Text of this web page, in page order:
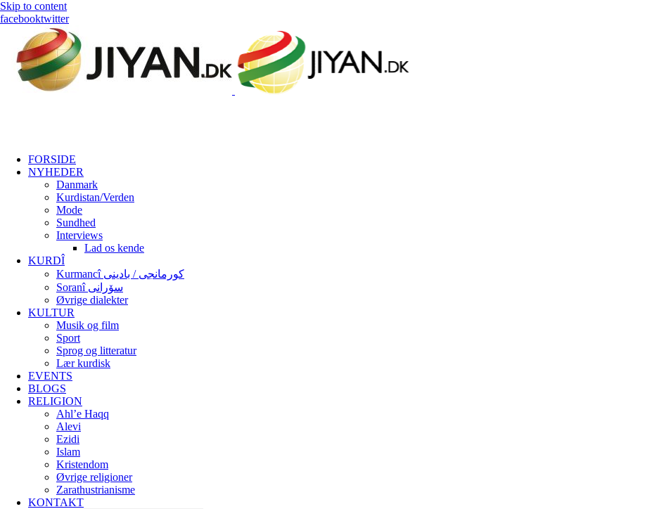
Skip to content
facebooktwitter
FORSIDE
NYHEDER
Danmark
Kurdistan/Verden
Mode
Sundhed
Interviews
Lad os kende
KURDÎ
Kurmancî کورمانجی / بادینی
Soranî سۆرانی
Øvrige dialekter
KULTUR
Musik og film
Sport
Sprog og litteratur
Lær kurdisk
EVENTS
BLOGS
RELIGION
Ahl’e Haqq
Alevi
Ezidi
Islam
Kristendom
Øvrige religioner
Zarathustrianisme
KONTAKT